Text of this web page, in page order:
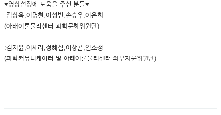
♥영상선정에 도움을 주신 분들♥
:김상욱,이명현,이성빈,손승우,이은희
(아태이론물리센터 과학문화위원단)
:김지윤,이세리,정혜심,이상곤,임소정
(과학커뮤니케이터 및 아태이론물리센터 외부자문위원단)